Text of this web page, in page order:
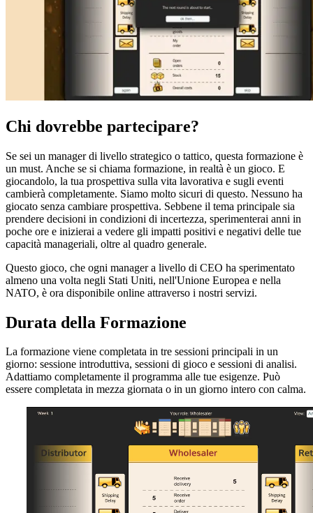
Chi dovrebbe partecipare?
Se sei un manager di livello strategico o tattico, questa formazione è
un must. Anche se si chiama formazione, in realtà è un gioco. E
giocandolo, la tua prospettiva sulla vita lavorativa e sugli eventi
cambierà completamente. Siamo molto sicuri di questo. Nessuno ha
giocato senza cambiare prospettiva. Sebbene il tema principale sia
prendere decisioni in condizioni di incertezza, sperimenterai anni in
poche ore e inizierai a vedere gli impatti positivi e negativi delle tue
capacità manageriali, oltre al quadro generale.
Questo gioco, che ogni manager a livello di CEO ha sperimentato
almeno una volta negli Stati Uniti, nell'Unione Europea e nella
NATO, è ora disponibile online attraverso i nostri servizi.
Durata della Formazione
La formazione viene completata in tre sessioni principali in un
giorno: sessione introduttiva, sessioni di gioco e sessioni di analisi.
Adattiamo completamente il programma alle tue esigenze. Può
essere completata in mezza giornata o in un giorno intero con calma.